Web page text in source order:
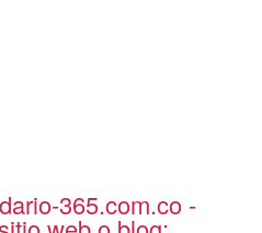
365.com.co -